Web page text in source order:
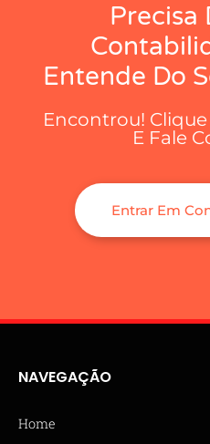
Precisa
Entende Do
Encontrou!
E Fale
Entrar Em
NAVEGAÇÃO
Home